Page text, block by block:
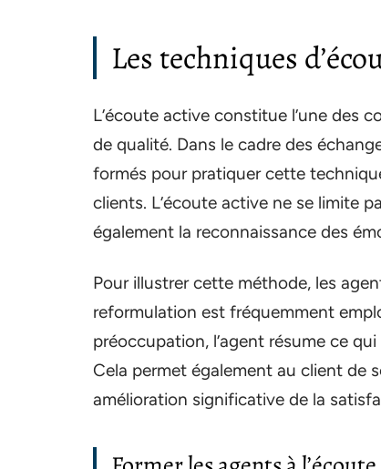
Les techniques
L’écoute active constitue l’une des
de qualité. Dans le cadre des
formés pour pratiquer cette
clients. L’écoute active ne se limite
également la reconnaissance des
Pour illustrer cette méthode, les
reformulation est fréquemment
préoccupation, l’agent résume ce
Cela permet également au client de
amélioration significative de la